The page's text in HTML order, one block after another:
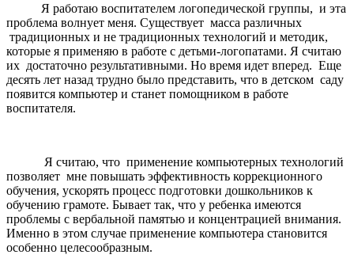
Я работаю воспитателем логопедической группы, и эта
проблема волнует меня. Существует масса различных
традиционных и не традиционных технологий и методик,
которые я применяю в работе с детьми-логопатами. Я считаю
их достаточно результативными. Но время идет вперед. Еще
десять лет назад трудно было представить, что в детском саду
появится компьютер и станет помощником в работе
воспитателя.
Я считаю, что применение компьютерных технологий
позволяет мне повышать эффективность коррекционного
обучения, ускорять процесс подготовки дошкольников к
обучению грамоте. Бывает так, что у ребенка имеются
проблемы с вербальной памятью и концентрацией внимания.
Именно в этом случае применение компьютера становится
особенно целесообразным.